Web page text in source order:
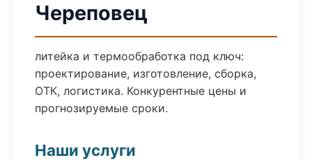
Череповец
литейка и термообработка под ключ:
проектирование, изготовление, сборка,
ОТК, логистика. Конкурентные цены и
прогнозируемые сроки.
Наши услуги